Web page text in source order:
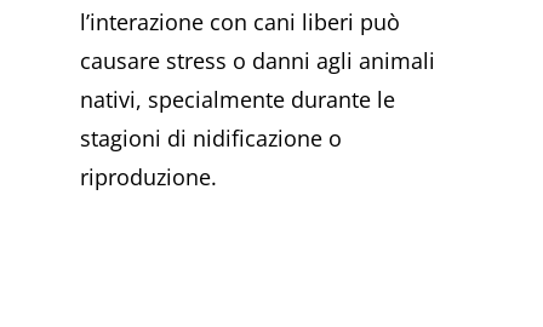
l’interazione con cani liberi può
causare stress o danni agli animali
nativi, specialmente durante le
stagioni di nidificazione o
riproduzione.